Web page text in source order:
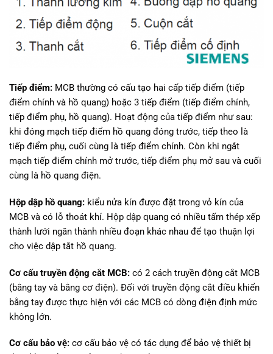
Tiếp điểm: MCB thường có cấu tạo hai cấp tiếp điểm (tiếp
điểm chính và hồ quang) hoặc 3 tiếp điểm (tiếp điểm chính,
tiếp điểm phụ, hồ quang). Hoạt động của tiếp điểm như sau:
khi đóng mạch tiếp điểm hồ quang đóng trước, tiếp theo là
tiếp điểm phụ, cuối cùng là tiếp điểm chính. Còn khi ngắt
mạch tiếp điểm chính mở trước, tiếp điểm phụ mở sau và cuối
cùng là hồ quang điện.
Hộp dập hồ quang: kiểu nửa kín được đặt trong vỏ kín của
MCB và có lỗ thoát khí. Hộp dập quang có nhiều tấm thép xếp
thành lưới ngăn thành nhiều đoạn khác nhau để tạo thuận lợi
cho việc dập tắt hồ quang.
Cơ cấu truyền động cắt MCB: có 2 cách truyền động cắt MCB
(bằng tay và bằng cơ điện). Đối với truyền động cắt điều khiển
bằng tay được thực hiện với các MCB có dòng điện định mức
không lớn.
Cơ cấu bảo vệ: cơ cấu bảo vệ có tác dụng để bảo vệ thiết bị